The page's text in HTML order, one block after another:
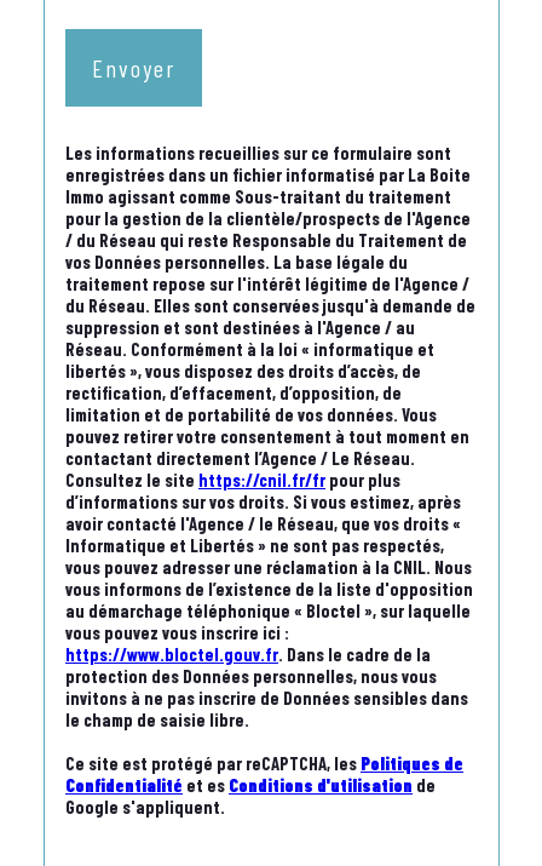
Envoyer
Les informations recueillies sur ce formulaire sont
enregistrées dans un fichier informatisé par La Boite
Immo agissant comme Sous-traitant du traitement
pour la gestion de la clientèle/prospects de l'Agence
/ du Réseau qui reste Responsable du Traitement de
vos Données personnelles. La base légale du
traitement repose sur l'intérêt légitime de l'Agence /
du Réseau. Elles sont conservées jusqu'à demande de
suppression et sont destinées à l'Agence / au
Réseau. Conformément à la loi « informatique et
libertés », vous disposez des droits d’accès, de
rectification, d’effacement, d’opposition, de
limitation et de portabilité de vos données. Vous
pouvez retirer votre consentement à tout moment en
contactant directement l’Agence / Le Réseau.
Consultez le site https://cnil.fr/fr pour plus
d’informations sur vos droits. Si vous estimez, après
avoir contacté l'Agence / le Réseau, que vos droits «
Informatique et Libertés » ne sont pas respectés,
vous pouvez adresser une réclamation à la CNIL. Nous
vous informons de l’existence de la liste d'opposition
au démarchage téléphonique « Bloctel », sur laquelle
vous pouvez vous inscrire ici :
https://www.bloctel.gouv.fr. Dans le cadre de la
protection des Données personnelles, nous vous
invitons à ne pas inscrire de Données sensibles dans
le champ de saisie libre.
Ce site est protégé par reCAPTCHA, les Politiques de
Confidentialité et es Conditions d'utilisation de
Google s'appliquent.